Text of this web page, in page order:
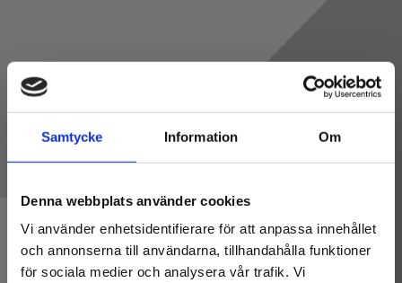
Samtycke Information Om
Denna webbplats använder cookies
Vi använder enhetsidentifierare för att anpassa innehållet
och annonserna till användarna, tillhandahålla funktioner
för sociala medier och analysera vår trafik. Vi